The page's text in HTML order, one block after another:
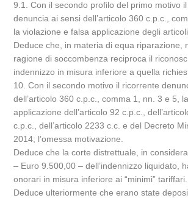
9.1. Con il secondo profilo del primo motivo
denuncia ai sensi dell’articolo 360 c.p.c.,
la violazione e falsa applicazione degli articoli
Deduce che, in materia di equa riparazione,
ragione di soccombenza reciproca il
indennizzo in misura inferiore a quella
10. Con il secondo motivo il ricorrente
dell’articolo 360 c.p.c., comma 1, nn. 3 e 5,
applicazione dell’articolo 92 c.p.c.,
c.p.c., dell’articolo 2233 c.c. e del Decreto
2014; l’omessa motivazione.
Deduce che la corte distrettuale, in
– Euro 9.500,00 – dell’indennizzo liquidato,
onorari in misura inferiore ai “minimi” tariffari.
Deduce ulteriormente che erano state